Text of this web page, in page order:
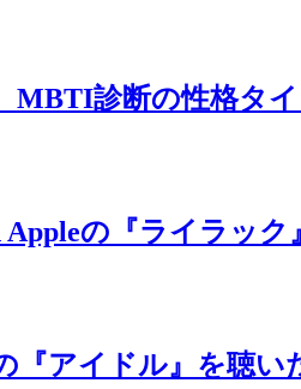
MBTI診断の性格タ
の『ライラッ
『アイドル』を聴い